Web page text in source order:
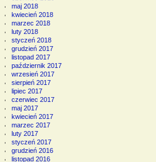
maj 2018
kwiecień 2018
marzec 2018
luty 2018
styczeń 2018
grudzień 2017
listopad 2017
październik 2017
wrzesień 2017
sierpień 2017
lipiec 2017
czerwiec 2017
maj 2017
kwiecień 2017
marzec 2017
luty 2017
styczeń 2017
grudzień 2016
listopad 2016